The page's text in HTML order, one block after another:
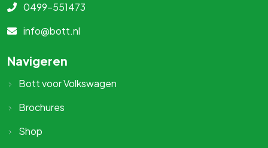
0499-551473
info@bott.nl
Navigeren
Bott voor Volkswagen
Brochures
Shop